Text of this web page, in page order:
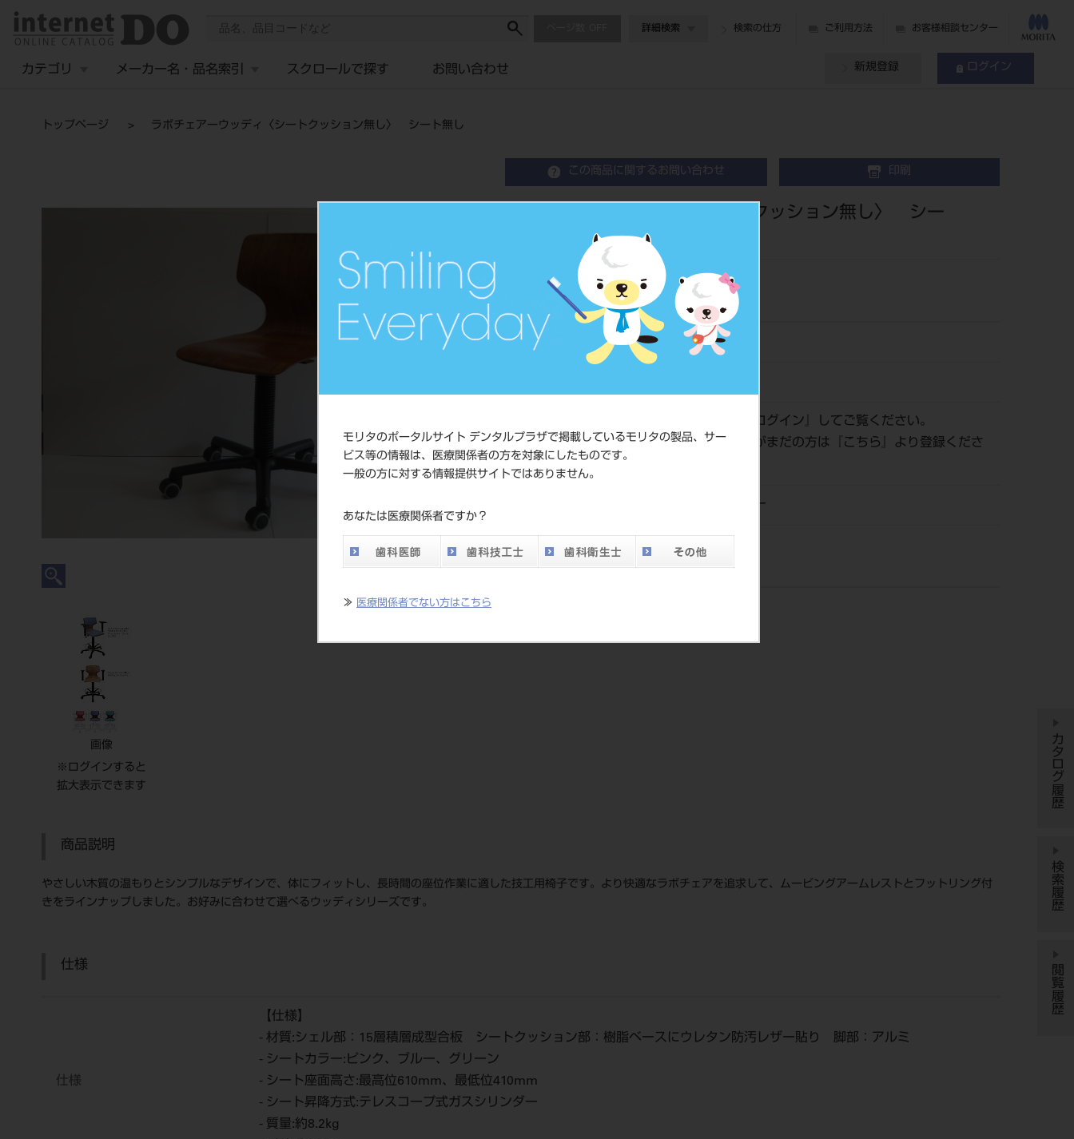
モリタのポータルサイト デンタルプラザで掲載しているモリタの製品、サー
ビス等の情報は、医療関係者の方を対象にしたものです。
一般の方に対する情報提供サイトではありません。
あなたは医療関係者ですか？
≫ 医療関係者でない方はこちら
詳細検索 検索の仕方 ご利用方法 お客様相談センター
カテゴリ メーカー名・品名索引 スクロールで探す お問い合わせ 新規登録 ログイン
トップページ ラボチェアーウッディ〈シートクッション無し〉 シート無し
この商品に関するお問い合わせ 印刷
ラボチェアーウッディ〈シートクッション無し〉 シー
Laboratory Chair
ラボチェアー
品目コード 201060094
標準価格
ログイン 』してご覧ください。
ネット会員登録がまだの方は『
こちら
』より登録くださ
（株）センジョー
DO vol.26 掲載ペー
ジ
587
画像
※ログインすると
拡大表示できます
商品説明
やさしい木質の温もりとシンプルなデザインで、体にフィットし、長時間の座位作業に適した技工用椅子です。より快適なラボチェアを追求して、ムービングアームレストとフットリング付
きをラインナップしました。お好みに合わせて選べるウッディシリーズです。
仕様
仕様
【仕様】
- 材質:シェル部：15層積層成型合板 シートクッション部：樹脂ベースにウレタン防汚レザー貼り 脚部：アルミ
- シートカラー:ピンク、ブルー、グリーン
- シート座面高さ:最高位610mm、最低位410mm
- シート昇降方式:テレスコープ式ガスシリンダー
- 質量:約8.2kg
カタログ履歴
検索履歴
閲覧履歴